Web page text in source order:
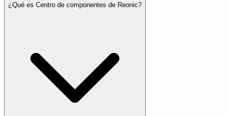
¿Qué es Centro de componentes de Reonic?